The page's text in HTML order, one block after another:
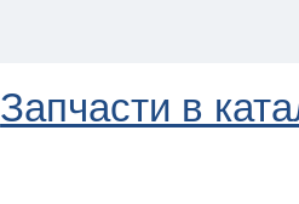
Запчасти в